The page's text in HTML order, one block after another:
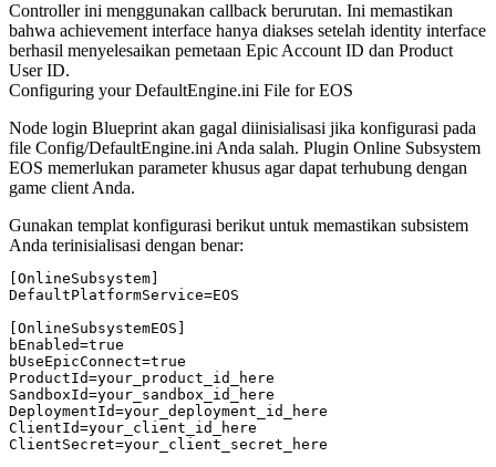
Controller ini menggunakan callback berurutan. Ini memastikan
bahwa achievement interface hanya diakses setelah identity interface
berhasil menyelesaikan pemetaan Epic Account ID dan Product
User ID.
Configuring your DefaultEngine.ini File for EOS
Node login Blueprint akan gagal diinisialisasi jika konfigurasi pada
file Config/DefaultEngine.iniAnda salah. Plugin Online Subsystem
EOS memerlukan parameter khusus agar dapat terhubung dengan
game client Anda.
Gunakan templat konfigurasi berikut untuk memastikan subsistem
Anda terinisialisasi dengan benar:
[OnlineSubsystem]
DefaultPlatformService=EOS
[OnlineSubsystemEOS]
bEnabled=true
bUseEpicConnect=true
ProductId=your_product_id_here
SandboxId=your_sandbox_id_here
DeploymentId=your_deployment_id_here
ClientId=your_client_id_here
ClientSecret=your_client_secret_here